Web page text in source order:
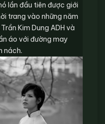
lần đầu tiên được giới
trang vào những năm
Kim Dung ADH và
áo với đường may
nách.